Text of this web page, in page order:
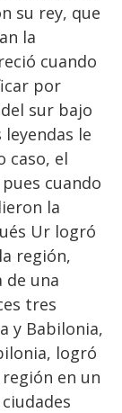
su rey, que
la
cuando
por
sur bajo
le
caso, el
cuando
la
Ur logró
región,
de una
tres
y Babilonia,
logró
en un